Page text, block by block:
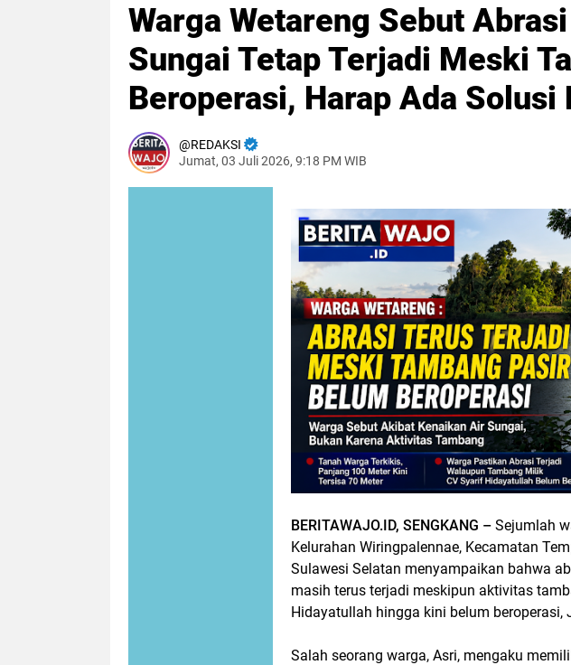
Warga Wetareng Sebut
Sungai Tetap Terjadi Meski
Beroperasi, Harap Ada Solusi
REDAKSI
Jumat, 03 Juli 2026, 9:18 PM WIB
BERITAWAJO.ID, SENGKANG – Sejumlah
Kelurahan Wiringpalennae, Kecamatan
Sulawesi Selatan menyampaikan bahwa
masih terus terjadi meskipun aktivitas
Hidayatullah hingga kini belum
Salah seorang warga, Asri, mengaku